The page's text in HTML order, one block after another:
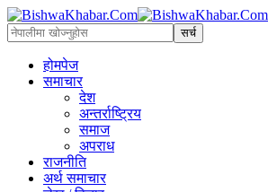
होमपेज
समाचार
देश
अन्तर्राष्ट्रिय
समाज
अपराध
राजनीति
अर्थ समाचार